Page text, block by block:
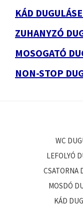
KÁD
ZUHANYZÓ
MOSOGATÓ
NON-STOP
WC
LEFOLYÓ
CSATORNA
MOSDÓ
KÁD